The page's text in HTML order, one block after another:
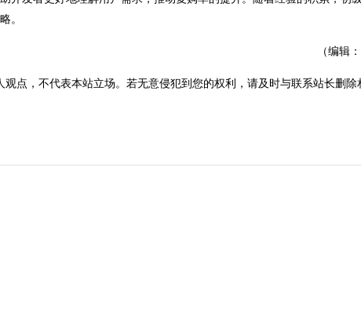
。
（编辑
点，不代表本站立场。若无意侵犯到您的权利，请及时与联系站长删除